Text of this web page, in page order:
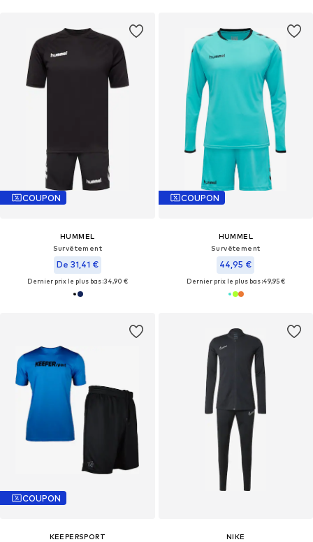
COUPON
HUMMEL
Survêtement
De 31,41 €
Dernier prix le plus bas :34,90 €
COUPON
HUMMEL
Survêtement
44,95 €
Dernier prix le plus bas :49,95 €
COUPON
KEEPERSPORT
NIKE